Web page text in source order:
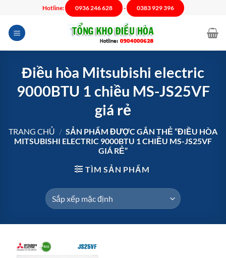
nội
dung
Hotline: 0936 246 628 - 0383 929 396
Điều hòa Mitsubishi electric
9000BTU 1 chiều MS-JS25VF
giá rẻ
TRANG CHỦ / SẢN PHẨM ĐƯỢC GẮN THẺ “ĐIỀU HÒA
MITSUBISHI ELECTRIC 9000BTU 1 CHIỀU MS-JS25VF
GIÁ RẺ”
TÌM SẢN PHẨM